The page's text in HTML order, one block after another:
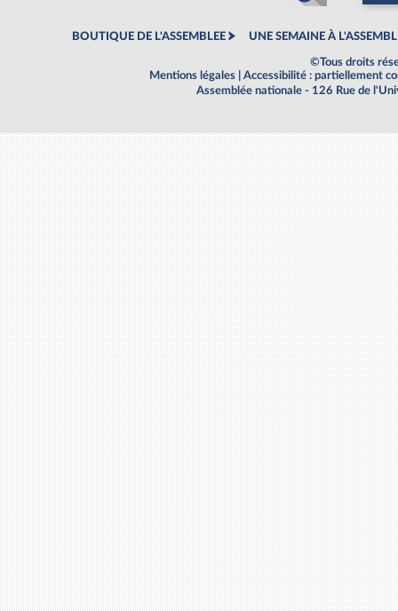
BOUTIQUE DE L'ASSEMBLEE UNE SEMAINE À
©Tous droits
Mentions légales
Accessibilité : partiellement
Assemblée nationale - 126 Rue de